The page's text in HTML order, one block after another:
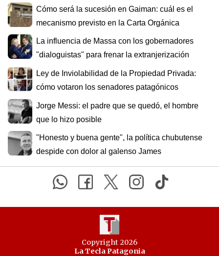
Cómo será la sucesión en Gaiman: cuál es el
mecanismo previsto en la Carta Orgánica
La influencia de Massa con los gobernadores
"dialoguistas" para frenar la extranjerización
Ley de Inviolabilidad de la Propiedad Privada:
cómo votaron los senadores patagónicos
Jorge Messi: el padre que se quedó, el hombre
que lo hizo posible
"Honesto y buena gente", la política chubutense
despide con dolor al galenso James
Copyright 2026
La Tecla Patagonia